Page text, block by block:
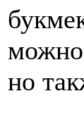
можно
но